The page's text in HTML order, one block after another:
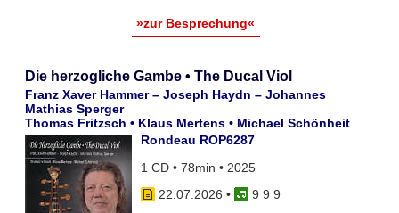
»zur Besprechung«
Die herzogliche Gambe • The Ducal Viol
Franz Xaver Hammer – Joseph Haydn – Johannes
Mathias Sperger
Thomas Fritzsch • Klaus Mertens • Michael Schönheit
Rondeau ROP6287
1 CD • 78min • 2025
22.07.2026 •
9 9 9